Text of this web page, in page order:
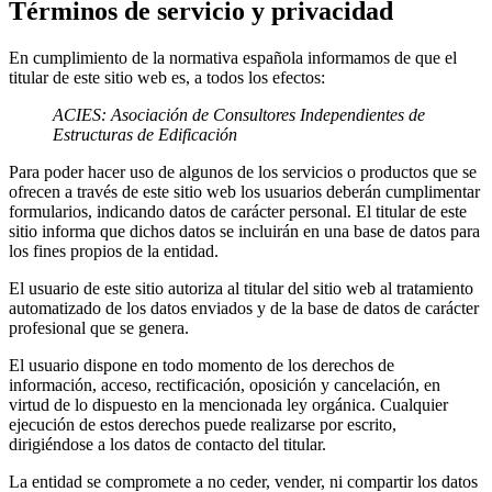
Términos de servicio y privacidad
En cumplimiento de la normativa española informamos de que el
titular de este sitio web es, a todos los efectos:
ACIES: Asociación de Consultores Independientes de
Estructuras de Edificación
Para poder hacer uso de algunos de los servicios o productos que se
ofrecen a través de este sitio web los usuarios deberán cumplimentar
formularios, indicando datos de carácter personal. El titular de este
sitio informa que dichos datos se incluirán en una base de datos para
los fines propios de la entidad.
El usuario de este sitio autoriza al titular del sitio web al tratamiento
automatizado de los datos enviados y de la base de datos de carácter
profesional que se genera.
El usuario dispone en todo momento de los derechos de
información, acceso, rectificación, oposición y cancelación, en
virtud de lo dispuesto en la mencionada ley orgánica. Cualquier
ejecución de estos derechos puede realizarse por escrito,
dirigiéndose a los datos de contacto del titular.
La entidad se compromete a no ceder, vender, ni compartir los datos